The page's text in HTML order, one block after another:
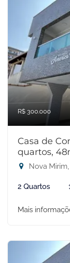
R$ 300.000
Casa de
quartos,
Nova
2 Quartos
Mais